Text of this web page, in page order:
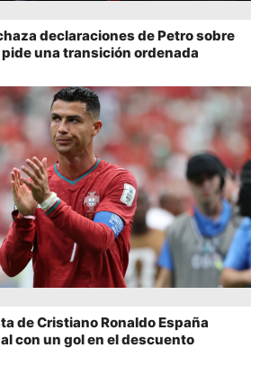
declaraciones de Petro sobre
una transición ordenada
de Cristiano Ronaldo España
con un gol en el descuento